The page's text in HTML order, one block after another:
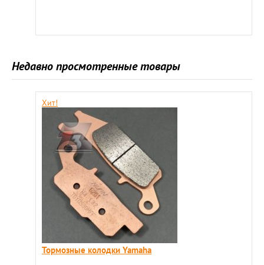
Недавно просмотренные товары
Хит!
Тормозные колодки Yamaha